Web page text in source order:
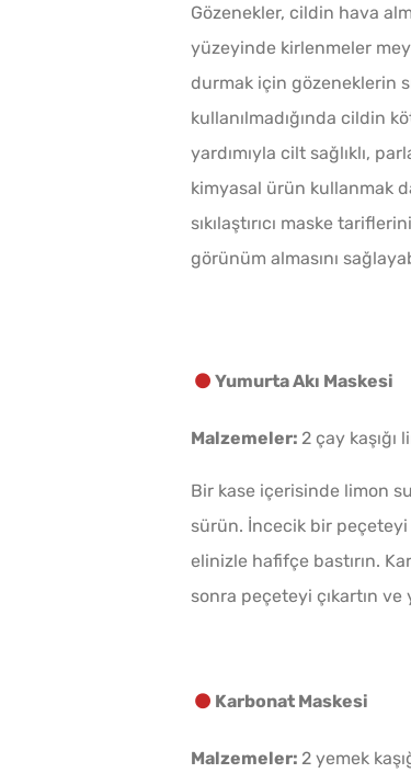
Gözenekler, cildin hava
yüzeyinde kirlenmeler
durmak için gözeneklerin
kullanılmadığında cildin
yardımıyla cilt sağlıklı,
kimyasal ürün kullanmak
sıkılaştırıcı maske
görünüm almasını
Yumurta Akı Maskesi
Malzemeler: 2 çay kaşığı
Bir kase içerisinde limon
sürün. İncecik bir
elinizle hafifçe bastırın.
sonra peçeteyi çıkartın ve
Karbonat Maskesi
Malzemeler: 2 yemek